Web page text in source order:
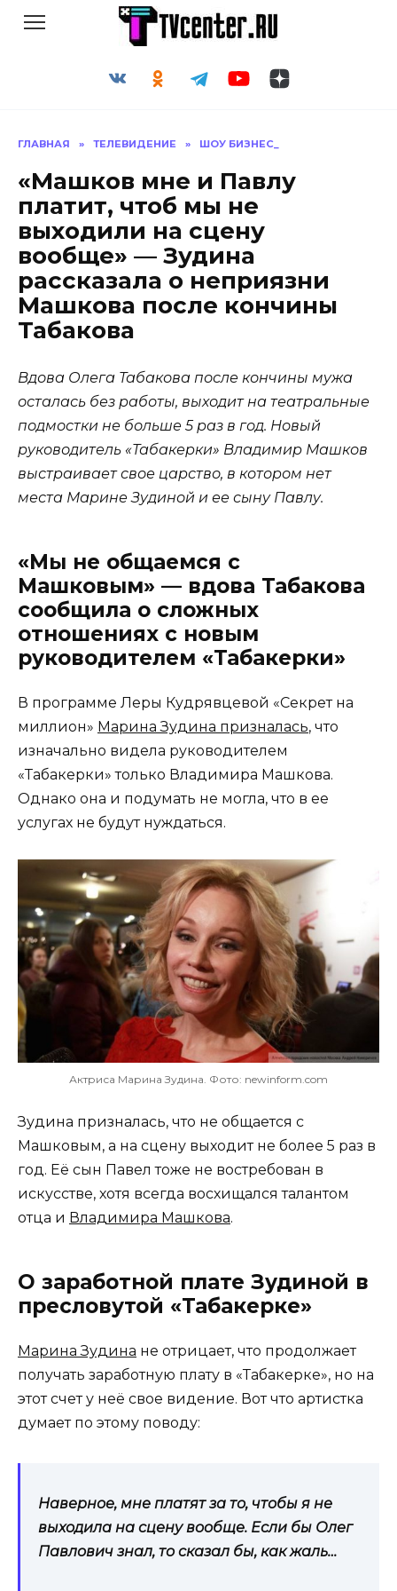
ГЛАВНАЯ » ТЕЛЕВИДЕНИЕ » ШОУ БИЗНЕС_
«Машков мне и Павлу
платит, чтоб мы не
выходили на сцену
вообще» — Зудина
рассказала о неприязни
Машкова после кончины
Табакова
Вдова Олега Табакова после кончины мужа
осталась без работы, выходит на театральные
подмостки не больше 5 раз в год. Новый
руководитель «Табакерки» Владимир Машков
выстраивает свое царство, в котором нет
места Марине Зудиной и ее сыну Павлу.
«Мы не общаемся с
Машковым» — вдова Табакова
сообщила о сложных
отношениях с новым
руководителем «Табакерки»
В программе Леры Кудрявцевой «Секрет на
миллион» Марина Зудина призналась, что
изначально видела руководителем
«Табакерки» только Владимира Машкова.
Однако она и подумать не могла, что в ее
услугах не будут нуждаться.
Актриса Марина Зудина. Фото: newinform.com
Зудина призналась, что не общается с
Машковым, а на сцену выходит не более 5 раз в
год. Её сын Павел тоже не востребован в
искусстве, хотя всегда восхищался талантом
отца и Владимира Машкова.
О заработной плате Зудиной в
пресловутой «Табакерке»
Марина Зудина не отрицает, что продолжает
получать заработную плату в «Табакерке», но на
этот счет у неё свое видение. Вот что артистка
думает по этому поводу:
Наверное, мне платят за то, чтобы я не
выходила на сцену вообще. Если бы Олег
Павлович знал, то сказал бы, как жаль…